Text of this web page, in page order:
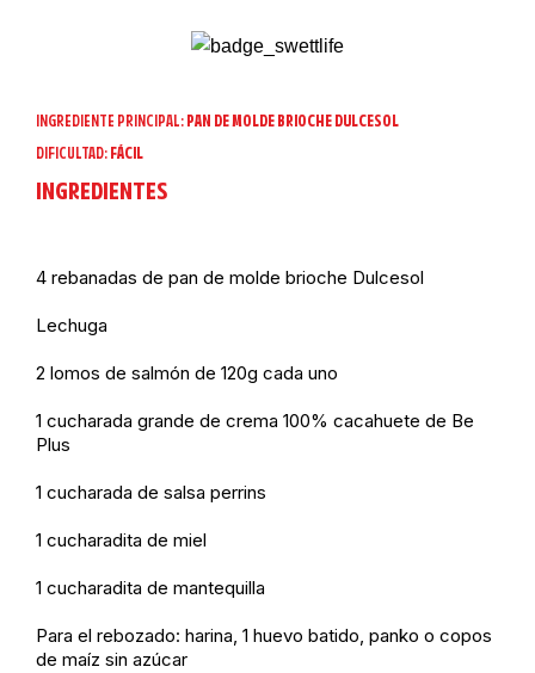
INGREDIENTE PRINCIPAL:PAN DE MOLDE BRIOCHE DULCESOL
DIFICULTAD:FÁCIL
INGREDIENTES
4 rebanadas de pan de molde brioche Dulcesol
Lechuga
2 lomos de salmón de 120g cada uno
1 cucharada grande de crema 100% cacahuete de Be
Plus
1 cucharada de salsa perrins
1 cucharadita de miel
1 cucharadita de mantequilla
Para el rebozado: harina, 1 huevo batido, panko o copos
de maíz sin azúcar